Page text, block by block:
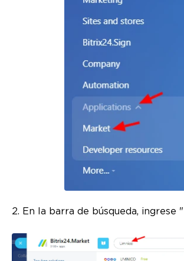
2. En la barra de búsqueda, ingrese